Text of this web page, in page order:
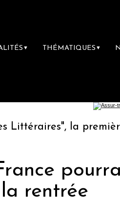
▼ THÉMATIQUES ▼
la première
rentrée